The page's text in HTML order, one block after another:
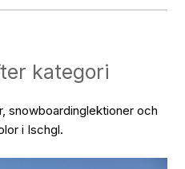
kategori
snowboardinglektioner och
i Ischgl.